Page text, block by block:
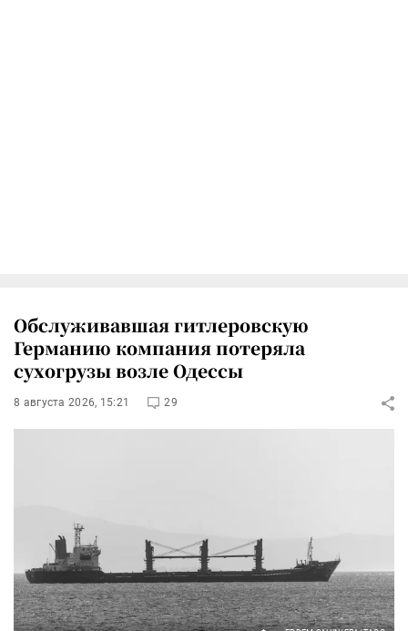
Обслуживавшая гитлеровскую
Германию компания потеряла
сухогрузы возле Одессы
8 августа 2026, 15:21 29